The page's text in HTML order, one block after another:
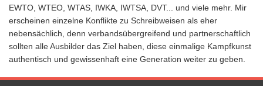
EWTO, WTEO, WTAS, IWKA, IWTSA, DVT... und viele mehr. Mir
erscheinen einzelne Konflikte zu Schreibweisen als eher
nebensächlich, denn verbandsübergreifend und partnerschaftlich
sollten alle Ausbilder das Ziel haben, diese einmalige Kampfkunst
authentisch und gewissenhaft eine Generation weiter zu geben.